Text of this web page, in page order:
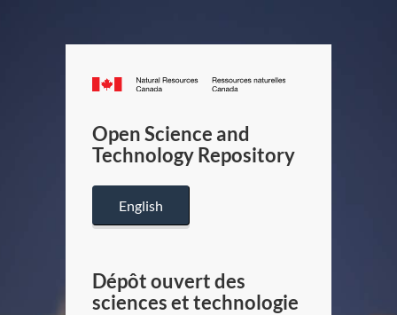
Canada.ca
/
Canada
Open Science and
Technology Repository
English
Dépôt ouvert des
sciences et technologie